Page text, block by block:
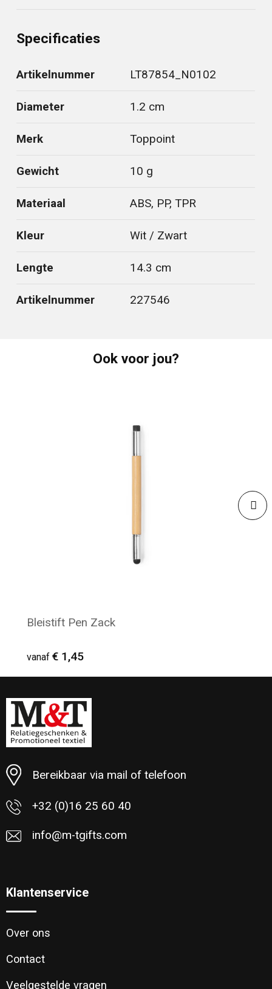
Specificaties
Artikelnummer LT87854_N0102
Diameter 1.2 cm
Merk Toppoint
Gewicht 10 g
Materiaal ABS, PP, TPR
Kleur Wit / Zwart
Lengte 14.3 cm
Artikelnummer 227546
Ook voor jou?
Bleistift Pen Zack
vanaf € 1,45
Minimale afname: 54
Bereikbaar via mail of telefoon
+32 (0)16 25 60 40
info@m-tgifts.com
Klantenservice
Over ons
Contact
Veelgestelde vragen